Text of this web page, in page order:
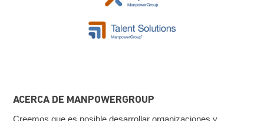
ACERCA DE MANPOWERGROUP